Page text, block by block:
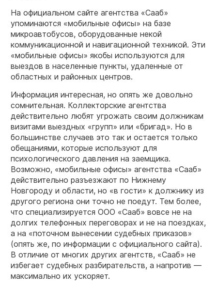
На официальном сайте агентства «Сааб»
упоминаются «мобильные офисы» на базе
микроавтобусов, оборудованные некой
коммуникационной и навигационной техникой. Эти
«мобильные офисы» якобы используются для
выездов в населенные пункты, удаленные от
областных и районных центров.
Информация интересная, но опять же довольно
сомнительная. Коллекторские агентства
действительно любят угрожать своим должникам
визитами выездных «групп» или «бригад». Но в
большинстве случаев это так и остается только
обещаниями, которые используют для
психологического давления на заемщика.
Возможно, «мобильные офисы» агентства «Сааб»
действительно разъезжают по Нижнему
Новгороду и области, но «в гости» к должнику из
другого региона они точно не поедут. Тем более,
что специализируется ООО «Сааб» вовсе не на
долгих телефонных переговорах и не на поездках,
а на «поточном вынесении судебных приказов»
(опять же, по информации с официального сайта).
В отличие от многих других агентств, «Сааб» не
избегает судебных разбирательств, а напротив —
максимально их ускоряет.